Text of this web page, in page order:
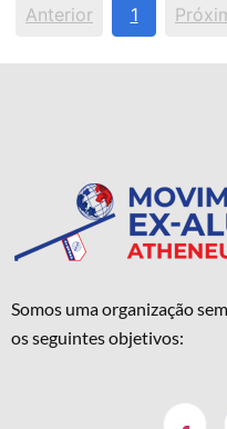
Anterior 1
Somos uma organização
os seguintes objetivos: